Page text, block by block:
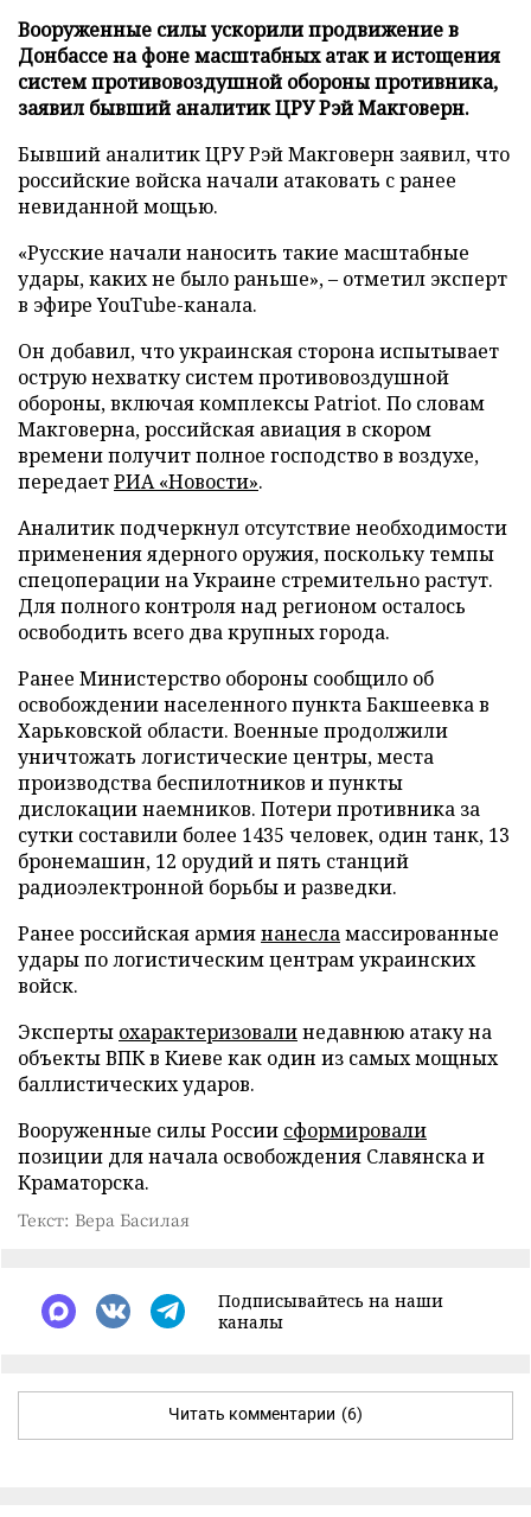
Вооруженные силы ускорили продвижение в
Донбассе на фоне масштабных атак и истощения
систем противовоздушной обороны противника,
заявил бывший аналитик ЦРУ Рэй Макговерн.
Бывший аналитик ЦРУ Рэй Макговерн заявил, что
российские войска начали атаковать с ранее
невиданной мощью.
«Русские начали наносить такие масштабные
удары, каких не было раньше», – отметил эксперт
в эфире YouTube-канала.
Он добавил, что украинская сторона испытывает
острую нехватку систем противовоздушной
обороны, включая комплексы Patriot. По словам
Макговерна, российская авиация в скором
времени получит полное господство в воздухе,
передаетРИА «Новости».
Аналитик подчеркнул отсутствие необходимости
применения ядерного оружия, поскольку темпы
спецоперации на Украине стремительно растут.
Для полного контроля над регионом осталось
освободить всего два крупных города.
Ранее Министерство обороны сообщило об
освобождении населенного пункта Бакшеевка в
Харьковской области. Военные продолжили
уничтожать логистические центры, места
производства беспилотников и пункты
дислокации наемников. Потери противника за
сутки составили более 1435 человек, один танк, 13
бронемашин, 12 орудий и пять станций
радиоэлектронной борьбы и разведки.
Ранее российская армиянанесламассированные
удары по логистическим центрам украинских
войск.
Эксперты охарактеризовалинедавнюю атаку на
объекты ВПК в Киеве как один из самых мощных
баллистических ударов.
Вооруженные силы России сформировали
позиции для начала освобождения Славянска и
Краматорска.
Текст: Вера Басилая
Подписывайтесь на наши
каналы
Читать комментарии (6)